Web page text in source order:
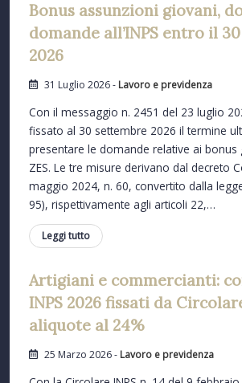
Bonus assunzioni giovani,
domande all’INPS entro il
2026
31 Luglio 2026 - Lavoro e previdenza
Con il messaggio n. 2451 del 23 luglio
fissato al 30 settembre 2026 il termine
presentare le domande relative ai bonus
ZES. Le tre misure derivano dal decreto
maggio 2024, n. 60, convertito dalla
95), rispettivamente agli articoli 22,…
Leggi tutto
Artigiani e commercianti:
INPS 2026 fissati da
aliquote al 24%
25 Marzo 2026 - Lavoro e previdenza